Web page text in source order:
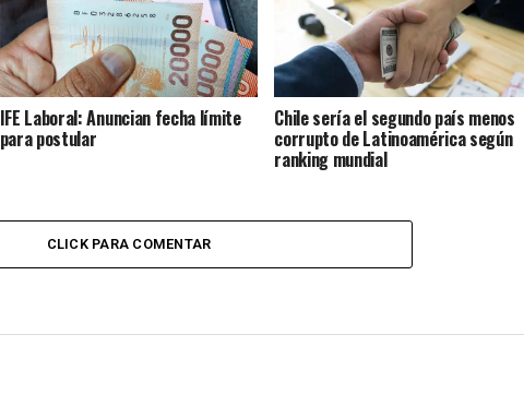
IFE Laboral: Anuncian fecha límite
para postular
Chile sería el segundo país menos
corrupto de Latinoamérica según
ranking mundial
CLICK PARA COMENTAR